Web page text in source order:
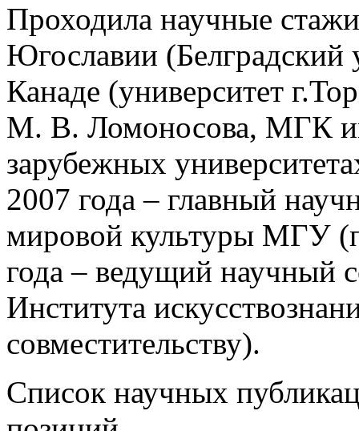
Проходила научные
Югославии (Белградский
Канаде (университет
М. В. Ломоносова, МГК
зарубежных
2007 года – главный
мировой культуры МГУ
года – ведущий научный
Института
совместительству).
Список научных